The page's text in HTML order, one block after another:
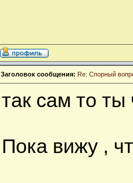
Заголовок сообщения: Re: Спорный
так сам то
Пока вижу ,